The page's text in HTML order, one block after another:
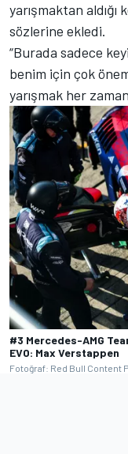
yarışmaktan
sözlerine ekledi.
“Burada sadece
benim için çok
yarışmak her
#3 Mercedes-AMG
EVO: Max Verstappen
Fotoğraf: Red Bull Content